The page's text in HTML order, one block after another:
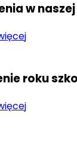
w
roku